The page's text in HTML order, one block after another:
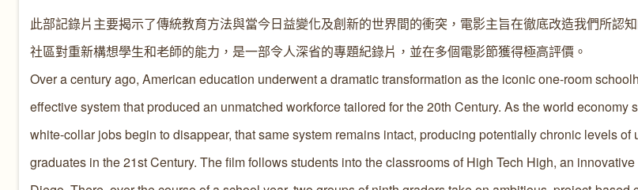
此部記錄片主要揭示了傳統教育方法與當今日益變化及創新的世界間的衝突，電影主旨在徹底改造我們所認
社區對重新構想學生和老師的能力，是一部令人深省的專題紀錄片，並在多個電影節獲得極高評價。
Over a century ago, American education underwent a dramatic transformation as the iconic one-room
effective system that produced an unmatched workforce tailored for the 20th Century. As the world economy
white-collar jobs begin to disappear, that same system remains intact, producing potentially chronic levels of
graduates in the 21st Century. The film follows students into the classrooms of High Tech High, an